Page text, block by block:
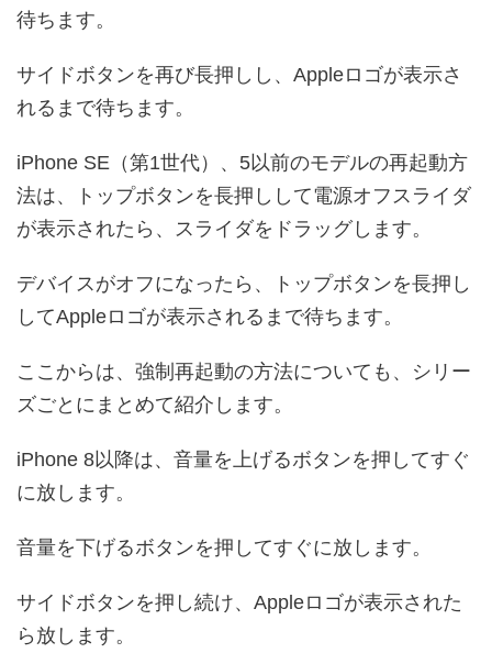
待ちます。
サイドボタンを再び長押しし、Appleロゴが表示さ
れるまで待ちます。
iPhone SE（第1世代）、5以前のモデルの再起動方
法は、トップボタンを長押しして電源オフスライダ
が表示されたら、スライダをドラッグします。
デバイスがオフになったら、トップボタンを長押し
してAppleロゴが表示されるまで待ちます。
ここからは、強制再起動の方法についても、シリー
ズごとにまとめて紹介します。
iPhone 8以降は、音量を上げるボタンを押してすぐ
に放します。
音量を下げるボタンを押してすぐに放します。
サイドボタンを押し続け、Appleロゴが表示された
ら放します。